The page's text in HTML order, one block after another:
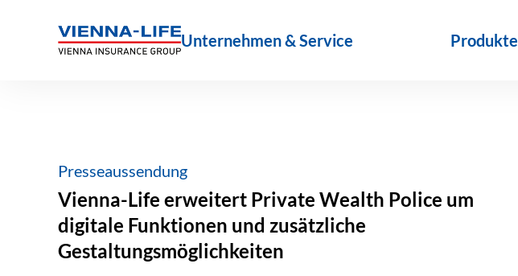
Unternehmen & Service Produkte
Presseaussendung
Vienna-Life erweitert Private Wealth Police um
digitale Funktionen und zusätzliche
Gestaltungsmöglichkeiten